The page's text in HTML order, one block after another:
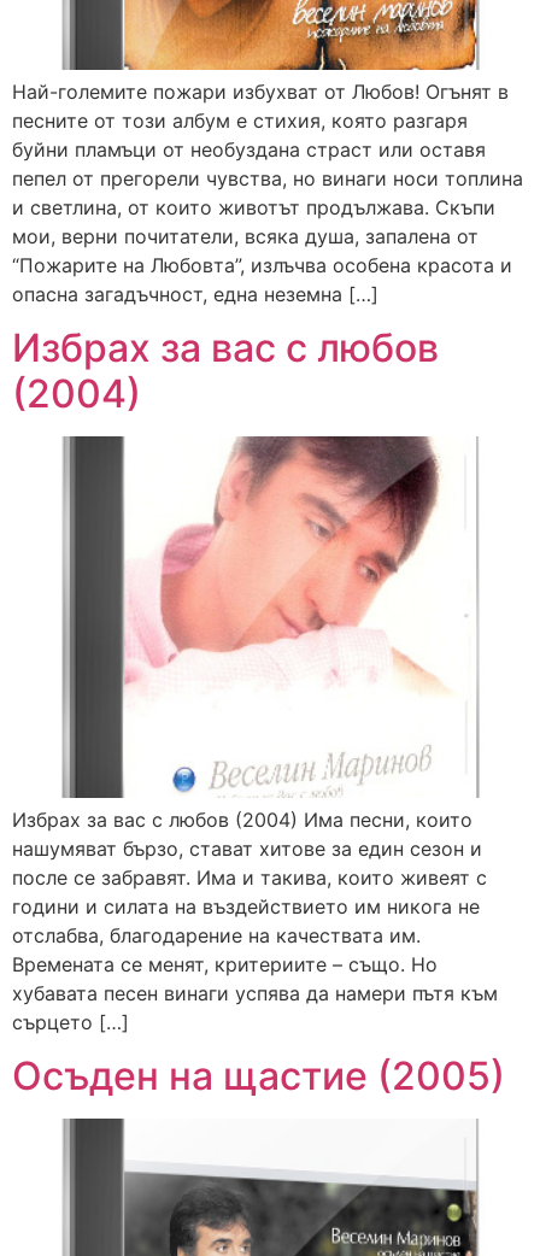
Най-големите пожари избухват от Любов! Огънят в
песните от този албум е стихия, която разгаря
буйни пламъци от необуздана страст или оставя
пепел от прегорели чувства, но винаги носи топлина
и светлина, от които животът продължава. Скъпи
мои, верни почитатели, всяка душа, запалена от
“Пожарите на Любовта”, излъчва особена красота и
опасна загадъчност, една неземна […]
Избрах за вас с любов
(2004)
Избрах за вас с любов (2004) Има песни, които
нашумяват бързо, стават хитове за един сезон и
после се забравят. Има и такива, които живеят с
години и силата на въздействието им никога не
отслабва, благодарение на качествата им.
Времената се менят, критериите – също. Но
хубавата песен винаги успява да намери пътя към
сърцето […]
Осъден на щастие (2005)